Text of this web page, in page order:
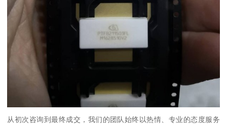
从初次咨询到最终成交，我们的团队始终以热情、专业的态度服务